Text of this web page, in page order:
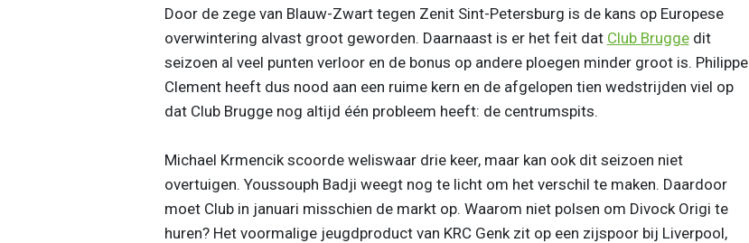
Door de zege van Blauw-Zwart tegen Zenit Sint-Petersburg is de kans op Europese
overwintering alvast groot geworden. Daarnaast is er het feit dat Club Bruggedit
seizoen al veel punten verloor en de bonus op andere ploegen minder groot is. Philippe
Clement heeft dus nood aan een ruime kern en de afgelopen tien wedstrijden viel op
dat Club Brugge nog altijd één probleem heeft: de centrumspits.
Michael Krmencik scoorde weliswaar drie keer, maar kan ook dit seizoen niet
overtuigen. Youssouph Badji weegt nog te licht om het verschil te maken. Daardoor
moet Club in januari misschien de markt op. Waarom niet polsen om Divock Origi te
huren? Het voormalige jeugdproduct van KRC Genk zit op een zijspoor bij Liverpool,